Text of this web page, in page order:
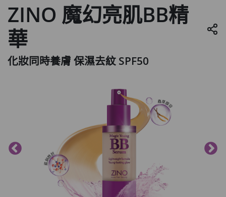
ZINO 魔幻亮肌BB精
華
化妝同時養膚 保濕去紋 SPF50